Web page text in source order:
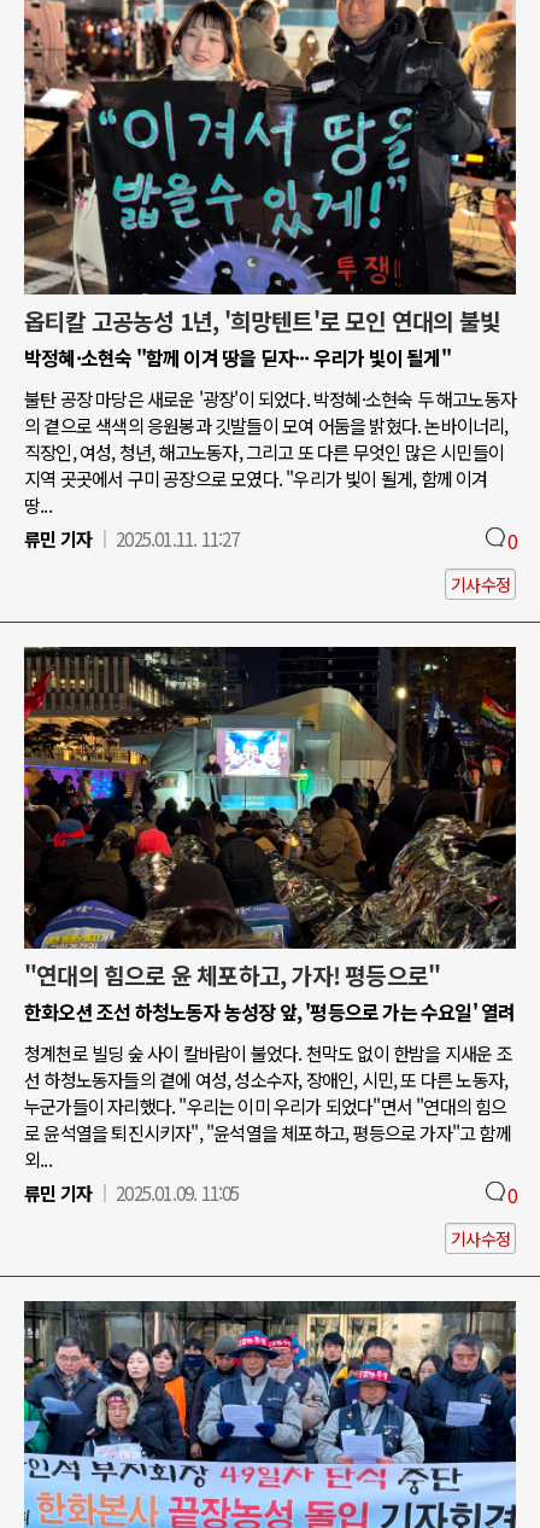
옵티칼 고공농성 1년, '희망텐트'로 모인 연대의 불빛
박정혜·소현숙 "함께 이겨 땅을 딛자··· 우리가 빛이 될게"
불탄 공장 마당은 새로운 '광장'이 되었다. 박정혜·소현숙 두 해고노동자
의 곁으로 색색의 응원봉과 깃발들이 모여 어둠을 밝혔다. 논바이너리,
직장인, 여성, 청년, 해고노동자, 그리고 또 다른 무엇인 많은 시민들이
지역 곳곳에서 구미 공장으로 모였다. "우리가 빛이 될게, 함께 이겨
땅...
류민 기자
2025.01.11. 11:27 0
기사수정
"연대의 힘으로 윤 체포하고, 가자! 평등으로"
한화오션 조선 하청노동자 농성장 앞, '평등으로 가는 수요일' 열려
청계천로 빌딩 숲 사이 칼바람이 불었다. 천막도 없이 한밤을 지새운 조
선 하청노동자들의 곁에 여성, 성소수자, 장애인, 시민, 또 다른 노동자,
누군가들이 자리했다. "우리는 이미 우리가 되었다"면서 "연대의 힘으
로 윤석열을 퇴진시키자", "윤석열을 체포하고, 평등으로 가자"고 함께
외...
류민 기자
2025.01.09. 11:05 0
기사수정